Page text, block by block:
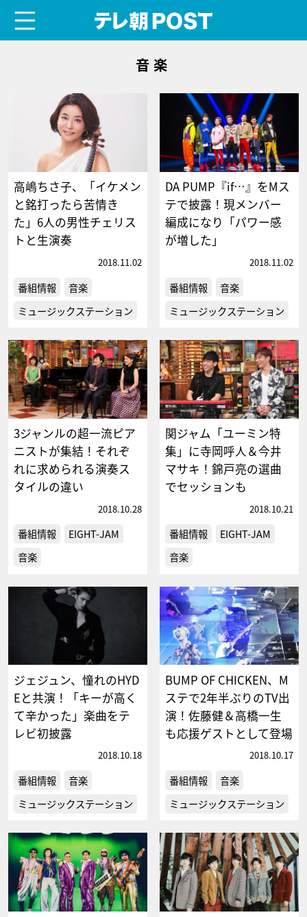
音楽
高嶋ちさ子、「イケメン
と銘打ったら苦情き
た」6人の男性チェリス
トと生演奏
2018.11.02
番組情報
音楽
ミュージックステーション
DA PUMP『if…』をMス
テで披露！現メンバー
編成になり「パワー感
が増した」
2018.11.02
番組情報
音楽
ミュージックステーション
3ジャンルの超一流ピア
ニストが集結！それぞ
れに求められる演奏ス
タイルの違い
2018.10.28
番組情報
EIGHT-JAM
音楽
関ジャム「ユーミン特
集」に寺岡呼人＆今井
マサキ！錦戸亮の選曲
でセッションも
2018.10.21
番組情報
EIGHT-JAM
音楽
ジェジュン、憧れのHYD
Eと共演！「キーが高く
て辛かった」楽曲をテ
レビ初披露
2018.10.18
番組情報
音楽
ミュージックステーション
BUMP OF CHICKEN、M
ステで2年半ぶりのTV出
演！佐藤健＆高橋一生
も応援ゲストとして登場
2018.10.17
番組情報
音楽
ミュージックステーション